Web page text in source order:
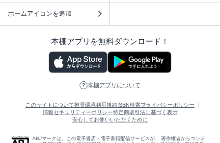
ホームアイコンを追加
本棚アプリを無料ダウンロード！
本棚アプリについて
このサイトについて推奨環境利用規約ISBN検索プライバシーポリシー
情報セキュリティーポリシー特定商取引法に基づく表示
安心してお使いいただくために
ABJマークは、この電子書店・電子書籍配信サービスが、 著作権者からコンテ